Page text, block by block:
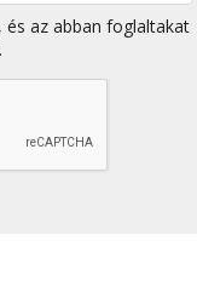
az abban foglaltakat